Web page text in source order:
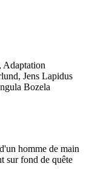
Adaptation
Jens Lapidus
Bozela
homme de main
sur fond de quête